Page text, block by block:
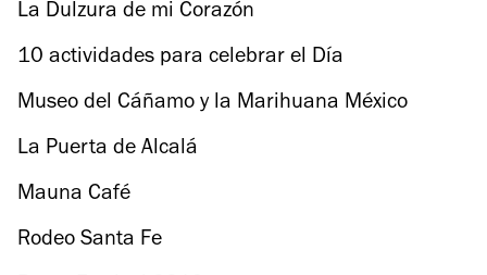
La Dulzura de mi Corazón
10 actividades para celebrar el Día
Internacional de la Danza en la CDMX
Museo del Cáñamo y la Marihuana México
La Puerta de Alcalá
Mauna Café
Rodeo Santa Fe